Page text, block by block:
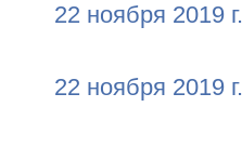
22 ноября 2019 г.
22 ноября 2019 г.